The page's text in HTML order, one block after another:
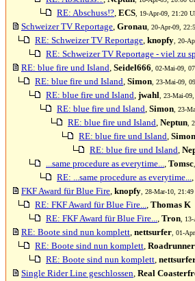
RE: Abschuss!?, ECS , 19-Apr-09, 21:20
Schweizer TV Reportage, Gronau , 20-Apr-09,
RE: Schweizer TV Reportage, knopfy , 20-
RE: Schweizer TV Reportage - viel zu
RE: blue fire und Island, Seidel666 , 02-Mai-09,
RE: blue fire und Island, Simon , 23-Mai-09,
RE: blue fire und Island, jwahl , 23-Mai-
RE: blue fire und Island, Simon , 23-
RE: blue fire und Island, Neptun ,
RE: blue fire und Island, Simon
RE: blue fire und Island,
...same procedure as everytime..., Tomsc
RE: ...same procedure as everytime...,
FKF Award für Blue Fire, knopfy , 28-Mar-10,
RE: FKF Award für Blue Fire..., Thomas K
RE: FKF Award für Blue Fire..., Tron ,
RE: Boote sind nun komplett, nettsurfer , 01-
RE: Boote sind nun komplett, Roadrunner
RE: Boote sind nun komplett,
Single Rider Line geschlossen, Real